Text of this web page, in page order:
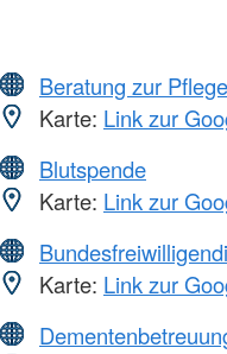
Beratung zur
Karte: Link zur
Blutspende
Karte: Link zur
Karte: Link zur